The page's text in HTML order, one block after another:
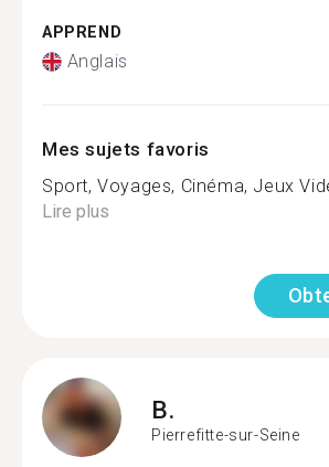
APPREND
Anglais
Mes sujets favoris
Sport, Voyages, Cinéma, Jeux
Lire plus
B.
Pierrefitte-sur-Seine